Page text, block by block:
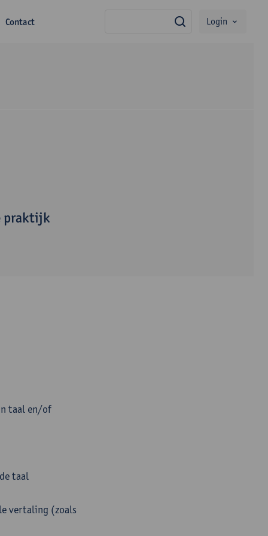
Contact zoekLogin
praktijk
taal en/of
taal
vertaling (zoals